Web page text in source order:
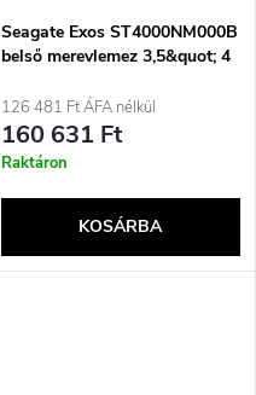
Seagate Exos ST4000NM000B
belső merevlemez 3,5&quot; 4
126 481 Ft ÁFA nélkül
160 631 Ft
Raktáron
KOSÁRBA